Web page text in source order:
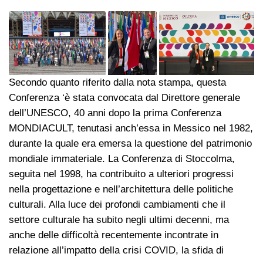
Secondo quanto riferito dalla nota stampa, questa
Conferenza ‘è stata convocata dal Direttore generale
dell’UNESCO, 40 anni dopo la prima Conferenza
MONDIACULT, tenutasi anch’essa in Messico nel 1982,
durante la quale era emersa la questione del patrimonio
mondiale immateriale. La Conferenza di Stoccolma,
seguita nel 1998, ha contribuito a ulteriori progressi
nella progettazione e nell’architettura delle politiche
culturali. Alla luce dei profondi cambiamenti che il
settore culturale ha subito negli ultimi decenni, ma
anche delle difficoltà recentemente incontrate in
relazione all’impatto della crisi COVID, la sfida di